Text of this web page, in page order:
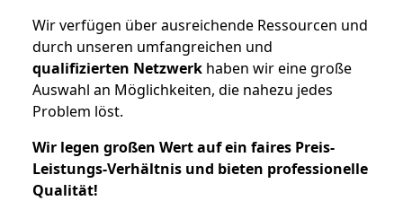
Wir verfügen über ausreichende Ressourcen und
durch unseren umfangreichen und
qualifizierten Netzwerk haben wir eine große
Auswahl an Möglichkeiten, die nahezu jedes
Problem löst.
Wir legen großen Wert auf ein faires Preis-
Leistungs-Verhältnis und bieten professionelle
Qualität!